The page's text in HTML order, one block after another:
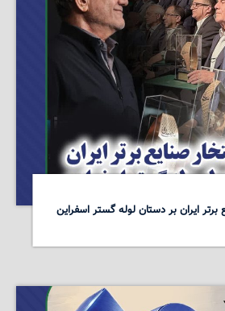
برتر ایران بر دستان لوله گستر اسفراین